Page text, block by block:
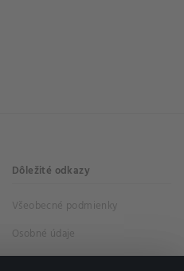
Dôležité odkazy
Všeobecné podmienky
Osobné údaje